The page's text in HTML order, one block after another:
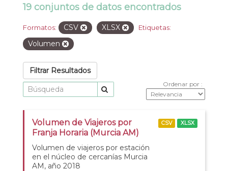
19 conjuntos de datos encontrados
Formatos: CSV XLSX Etiquetas:
Volumen
Filtrar Resultados
Ordenar por
Volumen de Viajeros por
Franja Horaria (Murcia AM)
Volumen de viajeros por estación
en el núcleo de cercanías Murcia
AM, año 2018
CSV XLSX